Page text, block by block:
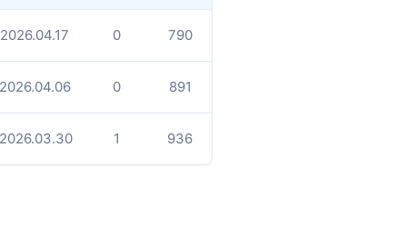
2026.04.17 0 790
2026.04.06 0 891
2026.03.30 1 936